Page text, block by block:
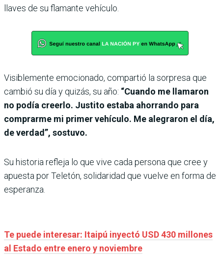
llaves de su flamante vehículo.
Visiblemente emocionado, compartió la sorpresa que
cambió su día y quizás, su año: “Cuando me llamaron
no podía creerlo. Justito estaba ahorrando para
comprarme mi primer vehículo. Me alegraron el día,
de verdad”, sostuvo.
Su historia refleja lo que vive cada persona que cree y
apuesta por Teletón, solidaridad que vuelve en forma de
esperanza.
Te puede interesar: Itaipú inyectó USD 430 millones
al Estado entre enero y noviembre